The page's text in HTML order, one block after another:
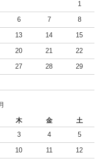
1
6 7 8
13 14 15
20 21 22
27 28 29
木 金
土
3 4 5
10 11 12